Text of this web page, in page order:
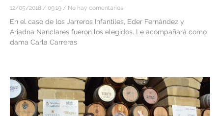
12/05/2018 09:19 No hay comentarios
En el caso de los Jarreros Infantiles, Eder Fernández y
Ariadna Nanclares fueron los elegidos. Le acompañará como
dama Carla Carreras